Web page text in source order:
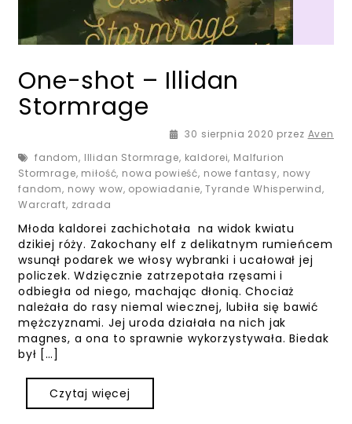
One-shot – Illidan
Stormrage
30 sierpnia 2020 przez Aven
fandom, Illidan Stormrage, kaldorei, Malfurion
Stormrage, miłość, nowa powieść, nowe fantasy, nowy
fandom, nowy wow, opowiadanie,Tyrande Whisperwind,
Warcraft, zdrada
Młoda kaldorei zachichotała na widok kwiatu
dzikiej róży. Zakochany elf z delikatnym rumieńcem
wsunął podarek we włosy wybranki i ucałował jej
policzek. Wdzięcznie zatrzepotała rzęsami i
odbiegła od niego, machając dłonią. Chociaż
należała do rasy niemal wiecznej, lubiła się bawić
mężczyznami. Jej uroda działała na nich jak
magnes, a ona to sprawnie wykorzystywała. Biedak
był […]
Czytaj więcej